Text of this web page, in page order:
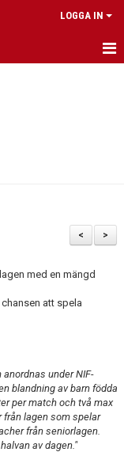
LOGGA IN
>
<
med en mängd
att spela
under NIF-
blandning av barn födda
per match och två max
från lagen som spelar
från seniorlagen.
av dagen."